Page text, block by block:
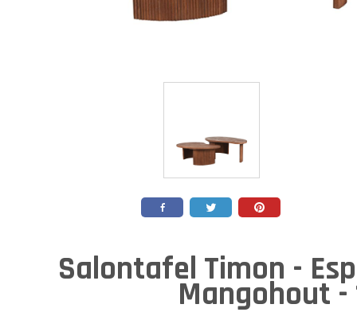
Salontafel Timon -
Mangohout -